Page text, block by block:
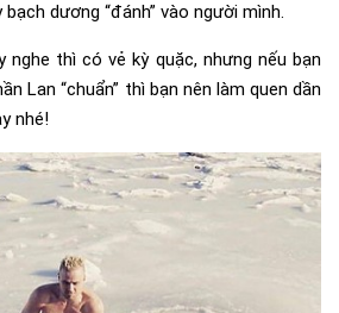
dương “đánh” vào người mình.
nghe thì có vẻ kỳ quặc, nhưng nếu bạn
Lan “chuẩn” thì bạn nên làm quen dần
nhé!